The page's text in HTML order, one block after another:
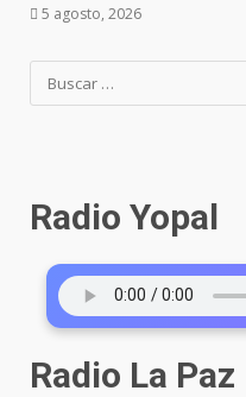
5 agosto, 2026
Radio Yopal
Radio La Paz